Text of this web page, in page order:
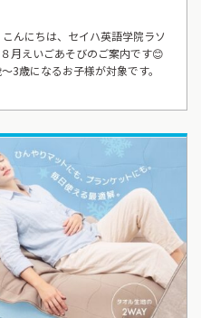
んにちは、セイハ英語学院ラソ
月えいごあそびのご案内です😊
3歳になるお子様が対象です。